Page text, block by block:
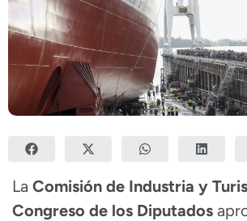
La Comisión de Industria y
Congreso de los Diputados